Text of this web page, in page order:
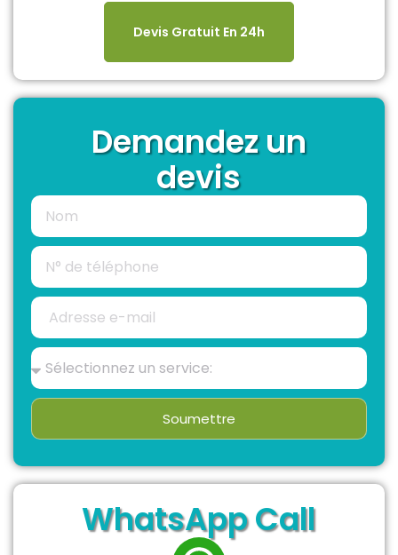
Devis Gratuit En 24h
Demandez un
devis
Soumettre
WhatsApp Call